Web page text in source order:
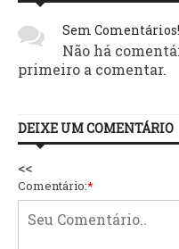
Sem Comentários!
Não há
primeiro a comentar.
DEIXE UM COMENTÁRIO
<<
Comentário:*